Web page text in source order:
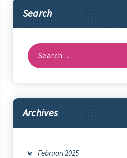
Search
Search
for:
Archives
Februari 2025